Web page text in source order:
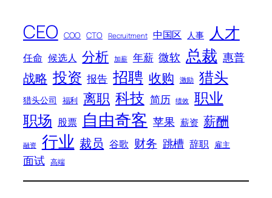
CEO COO CTO Recruitment 中国区 人事 人才
任命 候选人 分析 加薪 年薪 微软 总裁 惠普
战略 投资 报告 招聘 收购 激励 猎头
猎头公司 福利 离职 科技 简历 绩效 职业
职场 股票 自由奇客 苹果 薪资 薪酬
融资 行业 裁员 谷歌 财务 跳槽 辞职 雇主
面试 高端